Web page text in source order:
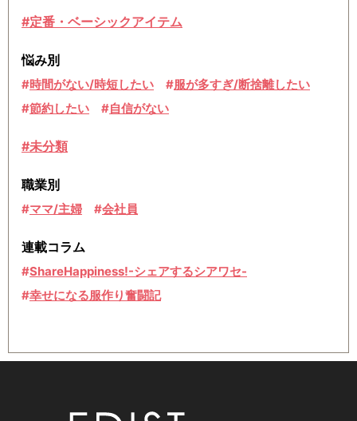
#定番・ベーシックアイテム
悩み別
時間がない/時短したい
服が多すぎ/断捨離したい
節約したい
自信がない
#未分類
職業別
ママ/主婦 会社員
連載コラム
ShareHappiness!-シェアするシアワセ-
幸せになる服作り奮闘記